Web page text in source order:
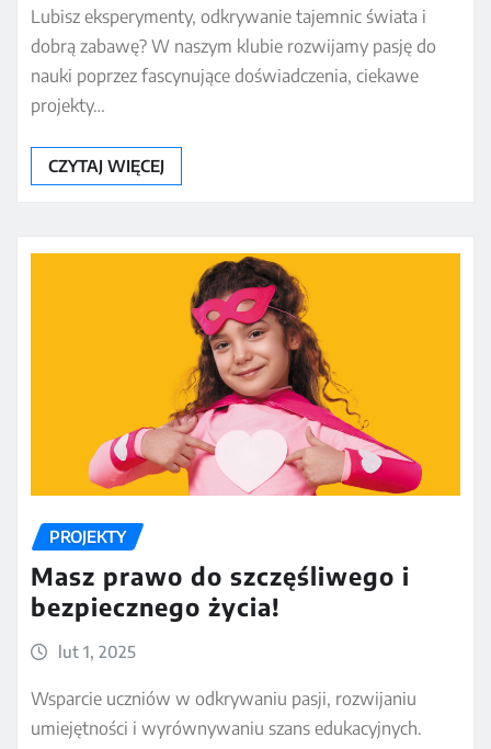
Lubisz eksperymenty, odkrywanie tajemnic świata i
dobrą zabawę? W naszym klubie rozwijamy pasję do
nauki poprzez fascynujące doświadczenia, ciekawe
projekty…
CZYTAJ WIĘCEJ
PROJEKTY
Masz prawo do szczęśliwego i
bezpiecznego życia!
lut 1, 2025
Wsparcie uczniów w odkrywaniu pasji, rozwijaniu
umiejętności i wyrównywaniu szans edukacyjnych.